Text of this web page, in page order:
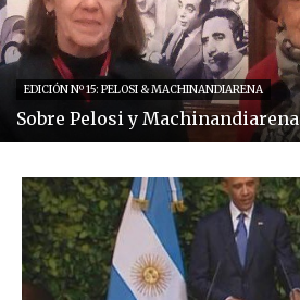
EDICIÓN Nº 15: PELOSI & MACHINANDIARENA
Sobre Pelosi y Machinandiarena